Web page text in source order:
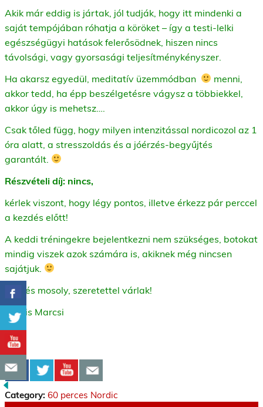
Akik már eddig is jártak, jól tudják, hogy itt mindenki a
saját tempójában róhatja a köröket – így a testi-lelki
egészségügyi hatások felerősödnek, hiszen nincs
távolsági, vagy gyorsasági teljesítménykényszer.
Ha akarsz egyedül, meditatív üzemmódban
menni,
akkor tedd, ha épp beszélgetésre vágysz a többiekkel,
akkor úgy is mehetsz….
Csak tőled függ, hogy milyen intenzitással nordicozol az 1
óra alatt, a stresszoldás és a jóérzés-begyűjtés
garantált.
Részvételi díj: nincs,
kérlek viszont, hogy légy pontos, illetve érkezz pár perccel
a kezdés előtt!
A keddi tréningekre bejelentkezni nem szükséges, botokat
mindig viszek azok számára is, akiknek még nincsen
sajátjuk.
Üdv és mosoly, szeretettel várlak!
Kocsis Marcsi
Category: 60 perces Nordic